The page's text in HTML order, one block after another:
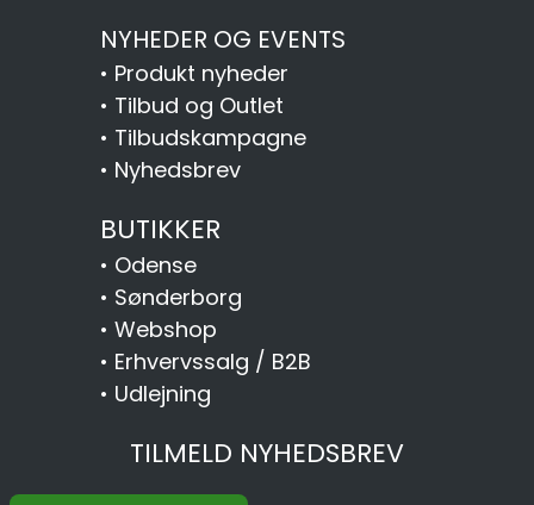
NYHEDER OG EVENTS
• Produkt nyheder
• Tilbud og Outlet
• Tilbudskampagne
• Nyhedsbrev
BUTIKKER
• Odense
• Sønderborg
• Webshop
• Erhvervssalg / B2B
• Udlejning
TILMELD NYHEDSBREV